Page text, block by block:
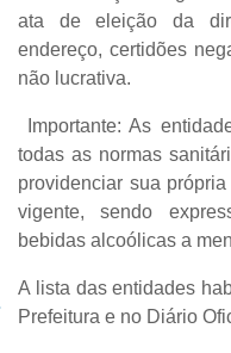
ata de eleição da
endereço, certidões
não lucrativa.
Importante: As
todas as normas
providenciar sua
vigente,sendo
bebidas alcoólicas a
A lista das entidades
Prefeitura e no Diário